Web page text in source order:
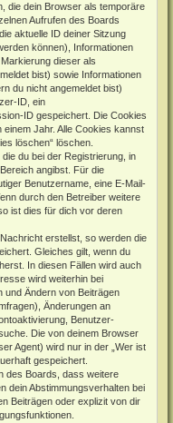
die dein Browser als temporäre
Aufrufen des Boards
aktuelle ID deiner Sitzung
können), Informationen
dieser als
bist) sowie Informationen
du nicht angemeldet bist)
ID, ein
ID gespeichert. Die Cookies
Jahr. Alle Cookies kannst
löschen“ löschen.
du bei der Registrierung, in
angibst. Für die
Benutzername, eine E-Mail-
durch den Betreiber weitere
ist dies für dich vor deren
erstellst, so werden die
Gleiches gilt, wenn du
In diesen Fällen wird auch
wird weiterhin bei
und Ändern von Beiträgen
Änderungen an
Benutzer-
Die von deinem Browser
Agent) wird nur in der „Wer ist
gespeichert.
des Boards, dass weitere
dein Abstimmungsverhalten bei
Beiträgen oder explizit von dir